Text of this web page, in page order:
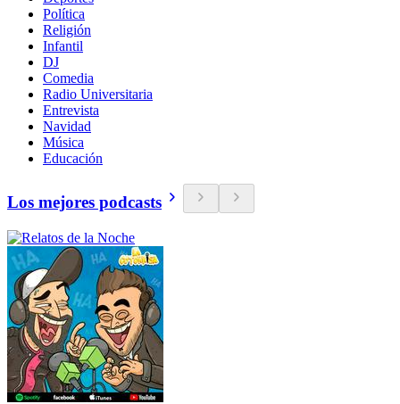
Política
Religión
Infantil
DJ
Comedia
Radio Universitaria
Entrevista
Navidad
Música
Educación
Los mejores podcasts